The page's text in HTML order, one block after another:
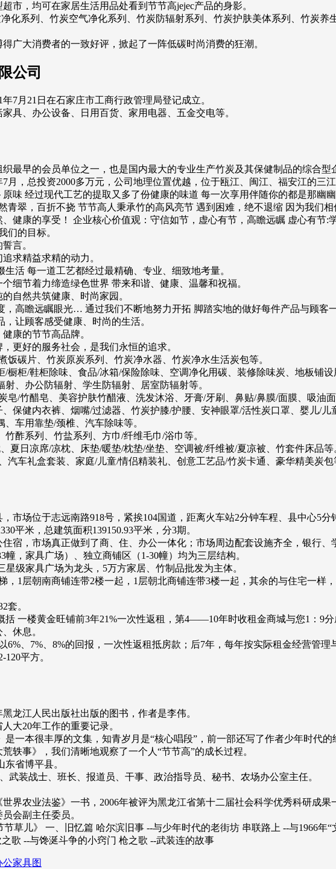
市，均可在家居生活用品处看到节节高jejec产品的身影。
化系列、竹炭空气净化系列、竹炭防辐射系列、竹炭护肤美体系列、竹炭
广大消费者的一致好评，掀起了一阵低碳时尚消费的狂潮。
公司
7月21日在石家庄市工商行政管理局登记成立。
具、办公设备、日用百货、家用电器、五金交电等。
最早的会员单位之一，也是国内最大的专业生产竹炭及其保健制品的综合型
月，总投资2000多万元，公司地理位置优越，位于瓯江、闽江、福安江的三
味 经过现代工艺的提取又多了份健康的味道 每一次享用伴随你的都是那幽
青翠，百折不挠 节节高人秉承竹的高风亮节 遇到困难，绝不退缩 因为我们
健康的享受！ 企业核心价值观：守信如节，虚心有节，高瞻远瞩 虚心有节
们的目标。
言。
求精益求精的动力。
活 每一道工艺都经过最精确、专业、细致地考量。
细节着力缔造绿色世界 带来和谐、健康、温馨和祝福。
自然共筑健康、时尚家园。
高瞻远瞩眼光… 通过我们不断地努力开拓 脚踏实地的做好每件产品与顾客
让顾客感受健康、时尚的生活。
康的节节高品牌。
更好的服务社会，是我们永恒的追求。
饭碳片、竹炭原炭系列、竹炭净水器、竹炭净水生活炭包等。
橱柜/鞋柜除味、食品/冰箱/保险除味、空调净化用碳、装修除味炭、地板铺设
、办公防辐射、学生防辐射、居室防辐射等。
皂/竹醋皂、美容护肤竹醋液、洗发沐浴、牙膏/牙刷、鼻贴/鼻膜/面膜、吸油面
保健内衣裤、烟嘴/过滤器、竹炭护膝/护腰、安神眼罩/活性炭口罩、婴儿/儿
车用靠垫/颈椎、汽车除味等。
酢系列、竹盐系列、方巾/纤维毛巾/浴巾等。
夏日凉席/凉枕、床垫/暖垫/枕垫/坐垫、空调被/纤维被/夏凉被、竹套件床品等
汽车礼盒套装、家庭/儿童/情侣精装礼、创意工艺品/竹炭卡通、豪华精美炭包
市场位于志远南路918号，紧挨104国道，距离火车站2分钟车程、县中心5分
平米，总建筑面积139150.93平米，分3期。
宿，市场真正做到了商、住、办公一体化；市场周边配套设施齐全，银行、
幢，家具广场）、独立商铺区（1-30幢）均为三层结构。
级家具广场为龙头，5万方家居、竹制品批发为主体。
，1层朝南商铺连带2楼一起，1层朝北商铺连带3楼一起，其余的与住宅一样，
套。
括 一楼黄金旺铺前3年21%一次性返租，第4——10年时收租金商城与您1：9
休息。
6%、7%、8%的回报，一次性返租抵房款；后7年，每年按实际租金经营管理
平方。
龙江人民出版社出版的图书，作者是李伟。
大20年工作的重要记录。
一本很丰厚的文集，知青岁月是“核心唱段”，前一部还写了作者少年时代的
轶事》，我们清晰地观察了一个人“节节高”的成长过程。
省博平县。
武装战士、班长、报道员、干事、政治指导员、秘书、农场办公室主任。
界农业法鉴》一书，2006年被评为黑龙江省第十二届社会科学优秀科研成果
会副主任委员。
草儿》 一、旧忆篇 哈尔滨旧事 --与少年时代的老街坊 串联路上 --与1966年
歌 --与馋涎斗争的小窍门 枪之歌 --武装连的故事
公家具图